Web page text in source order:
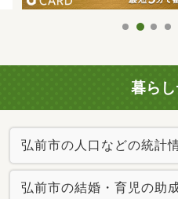
暮ら
弘前市の人口などの統計
弘前市の結婚・育児の助